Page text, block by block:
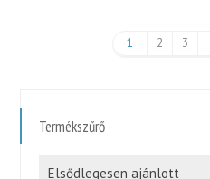
1 2 3
Termékszűrő
Elsődlegesen ajánlott